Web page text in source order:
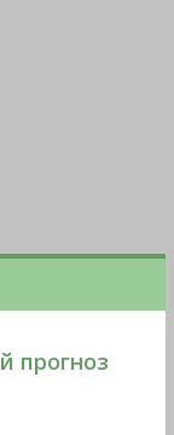
прогноз